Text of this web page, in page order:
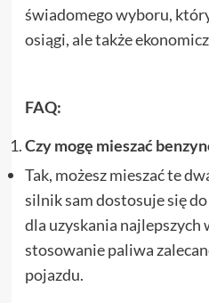
świadomego wyboru,
osiągi, ale także
FAQ:
Czy mogę mieszać
Tak, możesz mieszać te
silnik sam dostosuje się
dla uzyskania najlepszych
stosowanie paliwa
pojazdu.